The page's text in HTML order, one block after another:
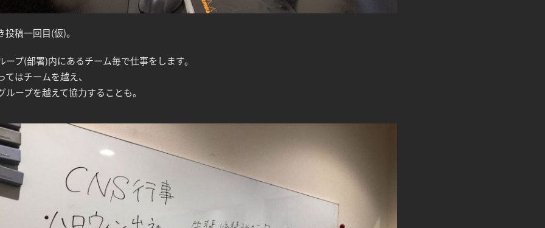
投稿一回目(仮)。
ープ(部署)内にあるチーム毎で仕事をします。
てはチームを越え、
ループを越えて協力することも。